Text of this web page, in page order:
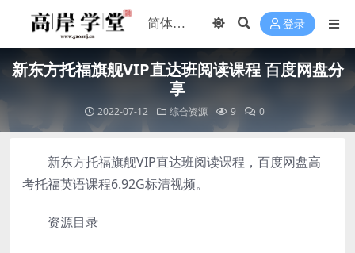
登录
新东方托福旗舰VIP直达班阅读课程 百度网盘分
享
2022-07-12 综合资源 9 0
新东方托福旗舰VIP直达班阅读课程，百度网盘高
考托福英语课程6.92G标清视频。
资源目录